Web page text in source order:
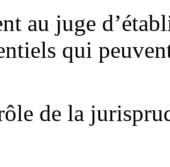
au juge
qui
de la